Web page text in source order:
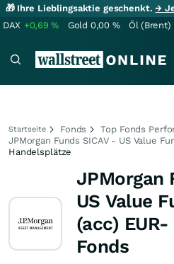
🎁 Ihre Lieblingsaktie geschenkt.→
DAX +0,69% Gold 0,00 % Öl (Brent)
Startseite Fonds
Top Fonds
JPMorgan Funds SICAV - US Value
Handelsplätze
JPMorgan
US Value
(acc)
Fonds